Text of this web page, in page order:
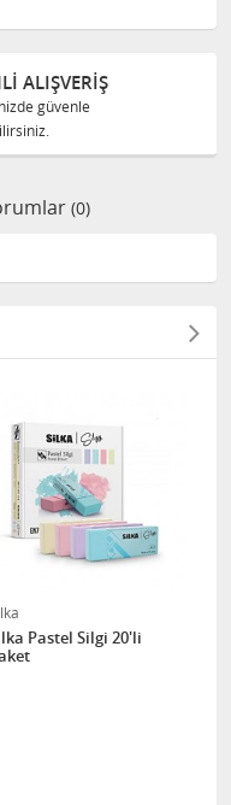
ALIŞVERİŞ
güvenle
(0)
Pastel Silgi 20'li